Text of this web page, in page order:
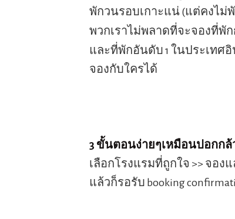
พักวนรอบเกาะแน่ (แต่คงไม่
พวกเราไม่พลาดที่จะจองที่พั
และที่พักอันดับ 1 ในประเทศ
จองกับใครได้
3 ขั้นตอนง่ายๆเหมือนปอกกล้
เลือกโรงแรมที่ถูกใจ >> จอง
แล้วก็รอรับ booking